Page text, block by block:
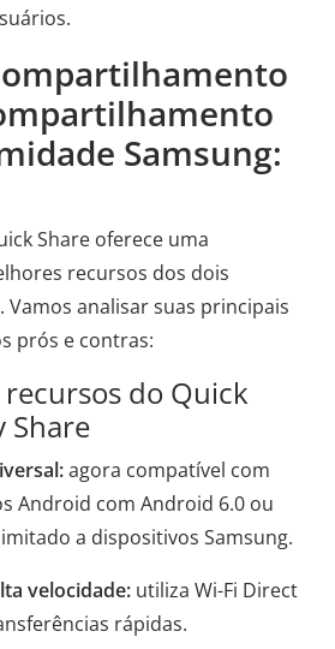
Samsung:
Share oferece uma
recursos dos dois
analisar suas principais
prós e contras:
do Quick
Share
agora compatível com
Android com Android 6.0 ou
a dispositivos Samsung.
velocidade: utiliza Wi-Fi Direct
rápidas.